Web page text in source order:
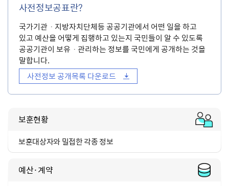
사전정보공표란?
국가기관ㆍ지방자치단체등 공공기관에서 어떤 일을 하고
있고 예산을 어떻게 집행하고 있는지 국민들이 알 수 있도록
공공기관이 보유ㆍ관리하는 정보를 국민에게 공개하는 것을
말합니다.
사전정보 공개목록 다운로드
보훈현황
보훈대상자와 밀접한 각종 정보
예산·계약